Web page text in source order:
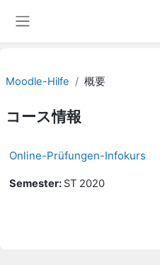
Moodle-Hilfe 概要
コース情報
Online-Prüfungen-Infokurs
Semester: ST 2020